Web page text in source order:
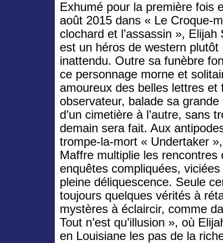
Exhumé pour la première fois
août 2015 dans « Le Croque-
clochard et l’assassin », Elijah
est un héros de western plutôt
inattendu. Outre sa funèbre
ce personnage morne et
amoureux des belles lettres et
observateur, balade sa
d’un cimetière à l’autre, sans
demain sera fait. Aux
trompe-la-mort « Undertaker
Maffre multiplie les rencontres
enquêtes compliquées,
pleine déliquescence. Seule
toujours quelques vérités à
mystères à éclaircir, comme
Tout n’est qu’illusion », où
en Louisiane les pas de la